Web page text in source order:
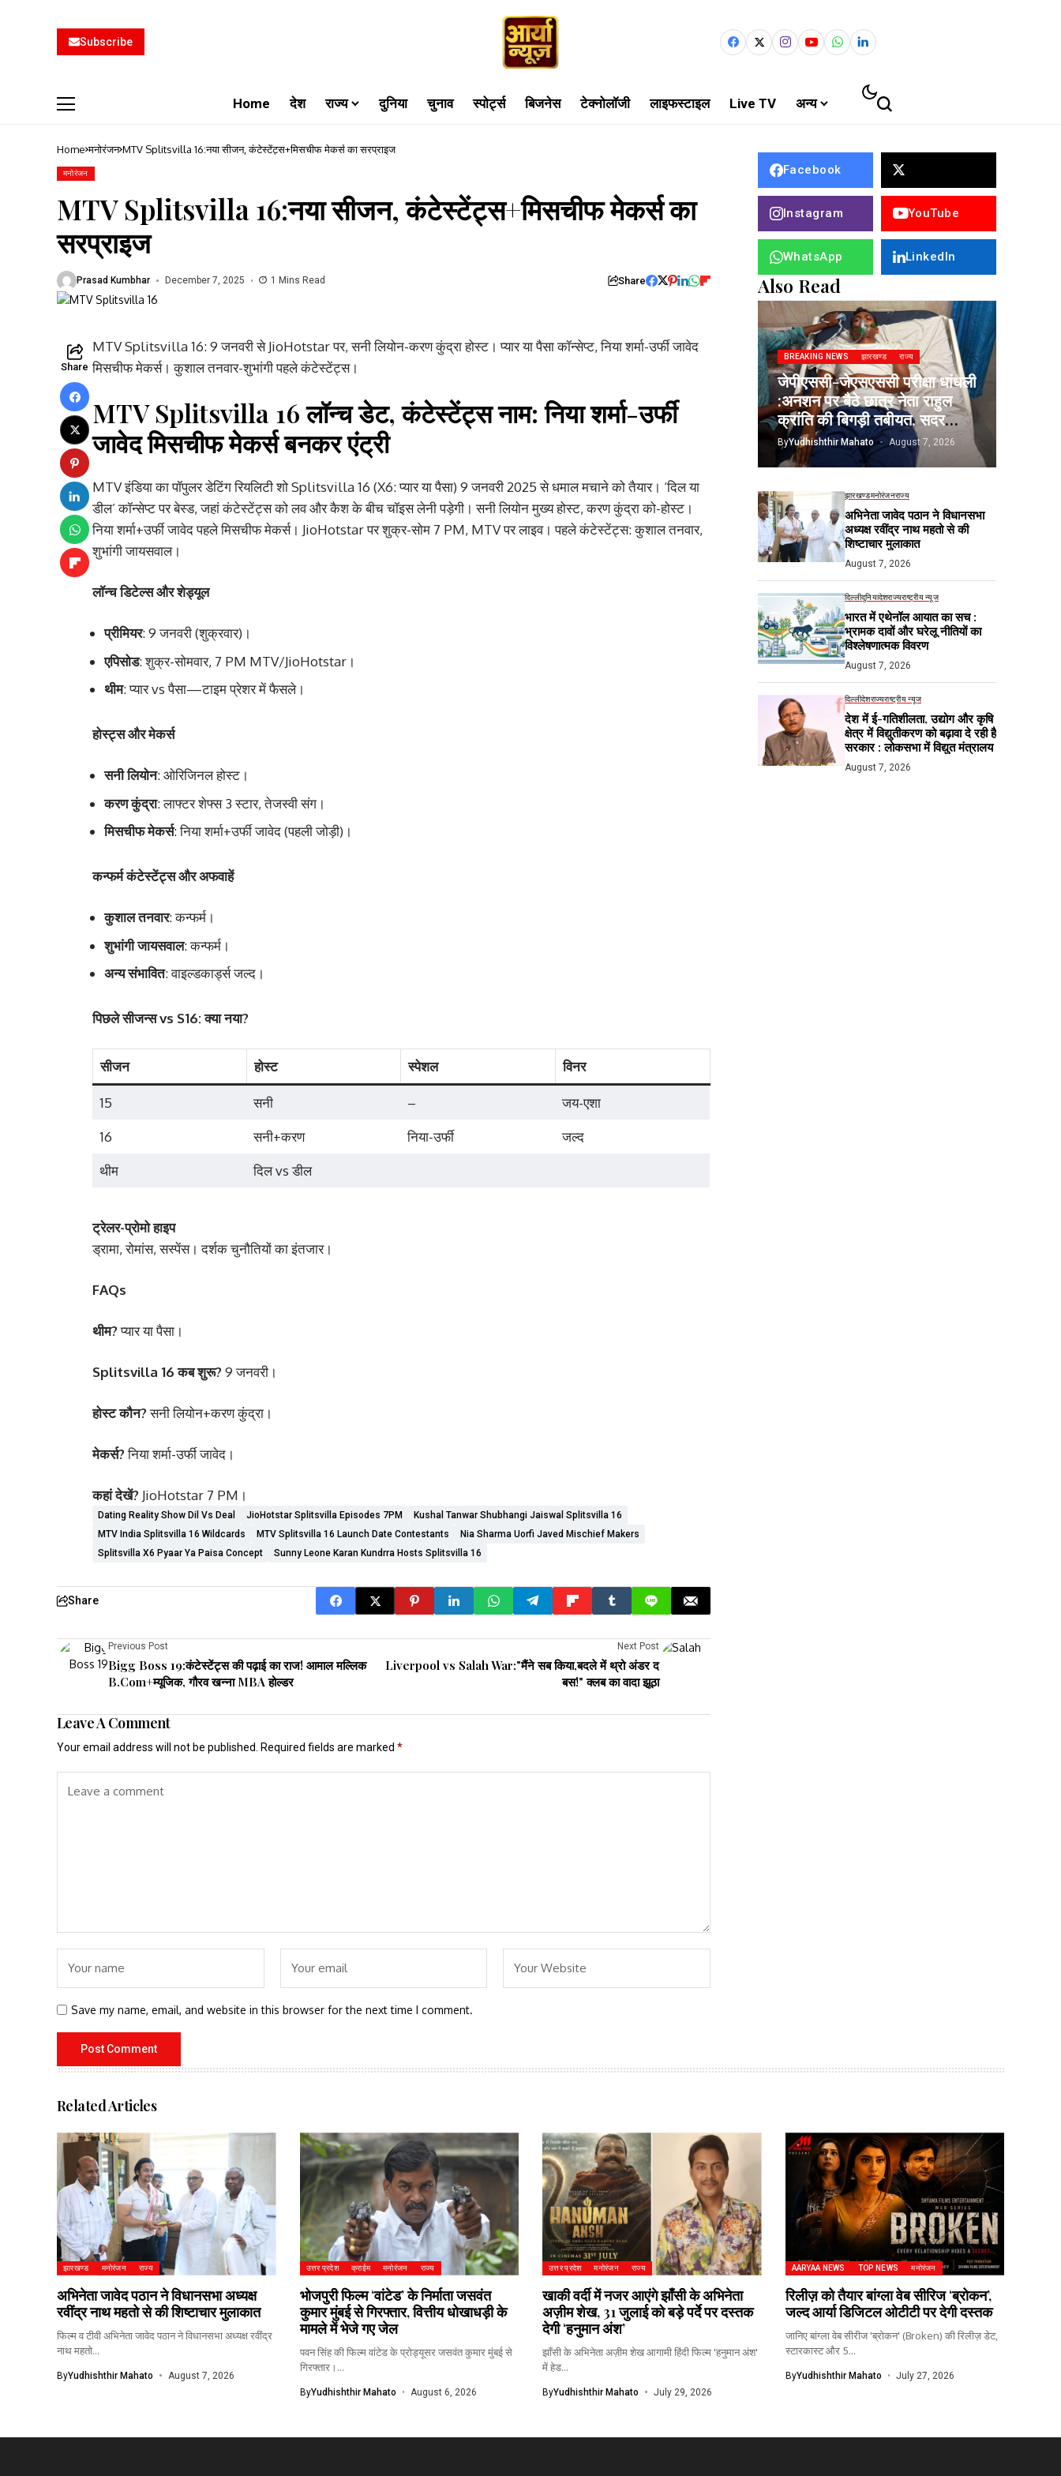
Subscribe
Home देश राज्य दुनिया चुनाव स्पोर्ट्स बिजनेस टेक्नोलॉजी लाइफस्टाइल Live TV अन्य
Home मनोरंजन MTV Splitsvilla 16:नया सीजन, कंटेस्टेंट्स+मिसचीफ मेकर्स का सरप्राइज
मनोरंजन
MTV Splitsvilla 16:नया सीजन, कंटेस्टेंट्स+मिसचीफ मेकर्स का
सरप्राइज
Prasad Kumbhar December 7, 2025 1 Mins Read Share
Share
MTV Splitsvilla 16: 9 जनवरी से JioHotstar पर, सनी लियोन-करण कुंद्रा होस्ट। प्यार या पैसा कॉन्सेप्ट, निया शर्मा-उर्फी जावेद
मिसचीफ मेकर्स। कुशाल तनवार-शुभांगी पहले कंटेस्टेंट्स।
MTV Splitsvilla 16लॉन्च डेट, कंटेस्टेंट्स नाम: निया शर्मा-उर्फी
जावेद मिसचीफ मेकर्स बनकर एंट्री
MTV इंडिया का पॉपुलर डेटिंग रियलिटी शो Splitsvilla 16 (X6: प्यार या पैसा) 9 जनवरी 2025 से धमाल मचाने को तैयार। ‘दिल या
डील’ कॉन्सेप्ट पर बेस्ड, जहां कंटेस्टेंट्स को लव और कैश के बीच चॉइस लेनी पड़ेगी। सनी लियोन मुख्य होस्ट, करण कुंद्रा को-होस्ट।
निया शर्मा+उर्फी जावेद पहले मिसचीफ मेकर्स। JioHotstar पर शुक्र-सोम 7 PM, MTV पर लाइव। पहले कंटेस्टेंट्स: कुशाल तनवार,
शुभांगी जायसवाल।
लॉन्च डिटेल्स और शेड्यूल
प्रीमियर: 9 जनवरी (शुक्रवार)।
एपिसोड: शुक्र-सोमवार, 7 PM MTV/JioHotstar।
थीम: प्यार vs पैसा—टाइम प्रेशर में फैसले।
होस्ट्स और मेकर्स
सनी लियोन: ओरिजिनल होस्ट।
करण कुंद्रा: लाफ्टर शेफ्स 3 स्टार, तेजस्वी संग।
मिसचीफ मेकर्स: निया शर्मा+उर्फी जावेद (पहली जोड़ी)।
कन्फर्म कंटेस्टेंट्स और अफवाहें
कुशाल तनवार: कन्फर्म।
शुभांगी जायसवाल: कन्फर्म।
अन्य संभावित: वाइल्डकार्ड्स जल्द।
पिछले सीजन्स vs S16: क्या नया?
सीजन होस्ट स्पेशल विनर
15 सनी – जय-एशा
16 सनी+करण निया-उर्फी जल्द
थीम दिल vs डील
ट्रेलर-प्रोमो हाइप
ड्रामा, रोमांस, सस्पेंस। दर्शक चुनौतियों का इंतजार।
FAQs
थीम?प्यार या पैसा।
Splitsvilla 16 कब शुरू?9 जनवरी।
होस्ट कौन?सनी लियोन+करण कुंद्रा।
मेकर्स?निया शर्मा-उर्फी जावेद।
कहां देखें? JioHotstar 7 PM।
Dating Reality Show Dil Vs Deal JioHotstar Splitsvilla Episodes 7PM
Kushal Tanwar Shubhangi Jaiswal Splitsvilla 16
MTV India Splitsvilla 16 Wildcards
MTV Splitsvilla 16 Launch Date Contestants
Nia Sharma Uorfi Javed Mischief Makers
Splitsvilla X6 Pyaar Ya Paisa Concept
Sunny Leone Karan Kundrra Hosts Splitsvilla 16
Share
Previous Post
Bigg Boss 19:कंटेस्टेंट्स की पढ़ाई का राज! आमाल मल्लिक
B.Com+म्यूजिक, गौरव खन्ना MBA होल्डर
Next Post
Liverpool vs Salah War:"मैंने सब किया,बदले में थ्रो अंडर द
बस!" क्लब का वादा झूठा
Leave A Comment
Your email address will not be published. Required fields are marked *
Save my name, email, and website in this browser for the next time I comment.
Facebook
Instagram YouTube
WhatsApp LinkedIn
Also Read
BREAKING NEWS झारखण्ड राज्य
जेपीएससी-जेएसएससी परीक्षा धांधली
:अनशन पर बैठे छात्र नेता राहुल
क्रांति की बिगड़ी तबीयत, सदर
अस्पताल में भर्ती
ByYudhishthir Mahato August 7, 2026
झारखण्डमनोरंजनराज्य
अभिनेता जावेद पठान ने विधानसभा
अध्यक्ष रवींद्र नाथ महतो से की
शिष्टाचार मुलाकात
August 7, 2026
दिल्लीदुनियादेशराज्यराष्ट्रीय न्यूज
भारत में एथेनॉल आयात का सच :
भ्रामक दावों और घरेलू नीतियों का
विश्लेषणात्मक विवरण
August 7, 2026
दिल्लीदेशराज्यराष्ट्रीय न्यूज
देश में ई-गतिशीलता, उद्योग और कृषि
क्षेत्र में विद्युतीकरण को बढ़ावा दे रही है
सरकार : लोकसभा में विद्युत मंत्रालय
August 7, 2026
Related Articles
झारखण्ड मनोरंजन राज्य
अभिनेता जावेद पठान ने विधानसभा अध्यक्ष
रवींद्र नाथ महतो से की शिष्टाचार मुलाकात
फिल्म व टीवी अभिनेता जावेद पठान ने विधानसभा अध्यक्ष रवींद्र
नाथ महतो...
ByYudhishthir Mahato August 7, 2026
उत्तर प्रदेश क्राईम मनोरंजन राज्य
भोजपुरी फिल्म ‘वांटेड’ के निर्माता जसवंत
कुमार मुंबई से गिरफ्तार, वित्तीय धोखाधड़ी के
मामले में भेजे गए जेल
पवन सिंह की फिल्म वांटेड के प्रोड्यूसर जसवंत कुमार मुंबई से
गिरफ्तार।...
ByYudhishthir Mahato August 6, 2026
उत्तर प्रदेश मनोरंजन राज्य
खाकी वर्दी में नजर आएंगे झाँसी के अभिनेता
अज़ीम शेख, 31 जुलाई को बड़े पर्दे पर दस्तक
देगी ‘हनुमान अंश’
झाँसी के अभिनेता अज़ीम शेख आगामी हिंदी फिल्म 'हनुमान अंश'
में हेड...
ByYudhishthir Mahato July 29, 2026
AARYAA NEWS TOP NEWS मनोरंजन
रिलीज़ को तैयार बांग्ला वेब सीरिज ‘ब्रोकन’,
जल्द आर्या डिजिटल ओटीटी पर देगी दस्तक
जानिए बांग्ला वेब सीरीज 'ब्रोकन' (Broken) की रिलीज़ डेट,
स्टारकास्ट और 5...
ByYudhishthir Mahato July 27, 2026